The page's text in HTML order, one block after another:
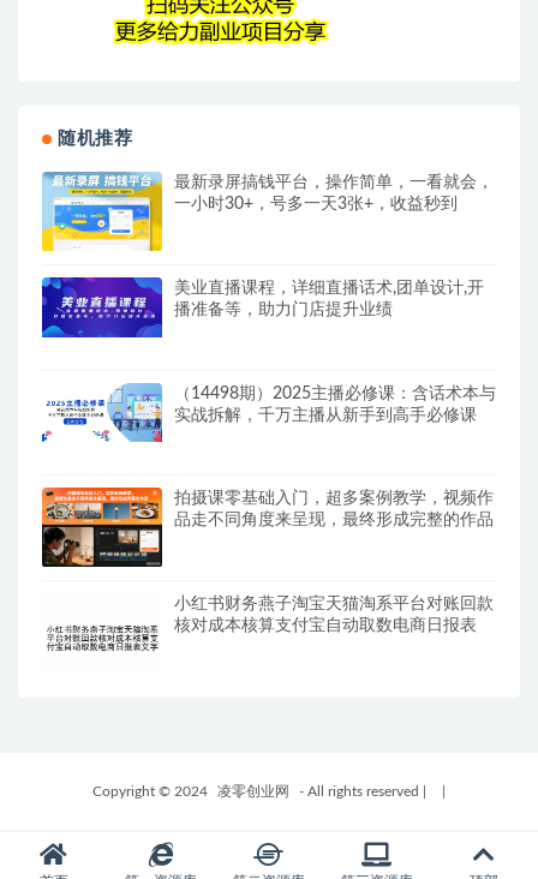
随机推荐
最新录屏搞钱平台，操作简单，一看就会，
一小时30+，号多一天3张+，收益秒到
美业直播课程，详细直播话术,团单设计,开
播准备等，助力门店提升业绩
（14498期）2025主播必修课：含话术本与
实战拆解，千万主播从新手到高手必修课
拍摄课零基础入门，超多案例教学，视频作
品走不同角度来呈现，最终形成完整的作品
小红书财务燕子淘宝天猫淘系平台对账回款
核对成本核算支付宝自动取数电商日报表
Copyright © 2024 凌零创业网 - All rights reserved